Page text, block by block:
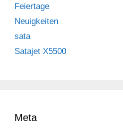
Feiertage
Neuigkeiten
sata
Satajet X5500
Meta